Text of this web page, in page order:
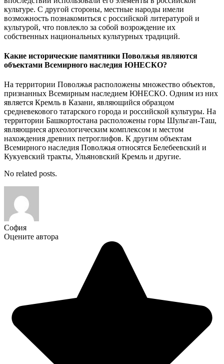
культуре. С другой стороны, местные народы имели
возможность познакомиться с российской литературой и
культурой, что повлекло за собой возрождение их
собственных национальных культурных традиций.
Какие исторические памятники Поволжья являются
объектами Всемирного наследия ЮНЕСКО?
На территории Поволжья расположены множество объектов,
признанных Всемирным наследием ЮНЕСКО. Одним из них
является Кремль в Казани, являющийся образцом
средневекового татарского города и российской культуры. На
территории Башкортостана расположены горы Шульган-Таш,
являющиеся археологическим комплексом и местом
нахождения древних петроглифов. К другим объектам
Всемирного наследия Поволжья относятся Белебеевский и
Кукуевский тракты, Ульяновский Кремль и другие.
No related posts.
София
Оцените автора